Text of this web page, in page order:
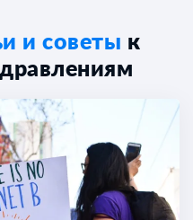
и советы к